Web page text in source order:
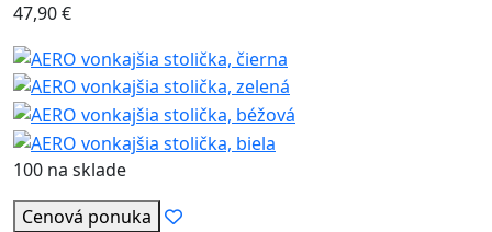
47,90€
100 na sklade
Cenová ponuka